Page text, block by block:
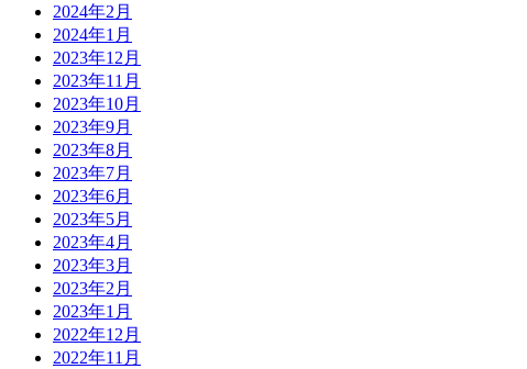
2024年2月
2024年1月
2023年12月
2023年11月
2023年10月
2023年9月
2023年8月
2023年7月
2023年6月
2023年5月
2023年4月
2023年3月
2023年2月
2023年1月
2022年12月
2022年11月